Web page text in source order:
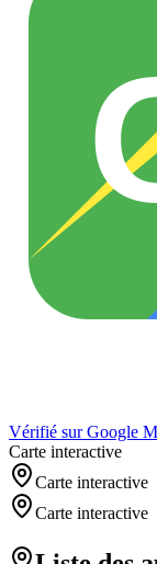
Vérifié sur Google
Carte interactive
Carte interactive
Carte interactive